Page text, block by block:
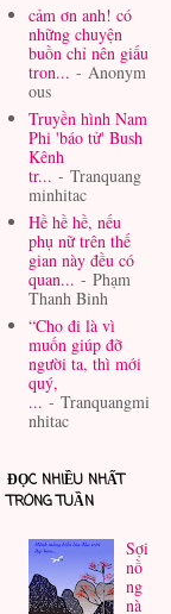
cảm ơn anh! có
những chuyện
buồn chỉ nên giấu
tron... - Anonym
ous
Truyền hình Nam
Phi 'báo tử' Bush
Kênh
tr... - Tranquang
minhitac
Hề hề hề, nếu
phụ nữ trên thế
gian này đều có
quan... - Phạm
Thanh Binh
“Cho đi là vì
muốn giúp đỡ
người ta, thì mới
quý,
... - Tranquangmi
nhitac
ĐỌC NHIỀU NHẤT
TRONG TUẦN
Sợi
nồ
ng
nà